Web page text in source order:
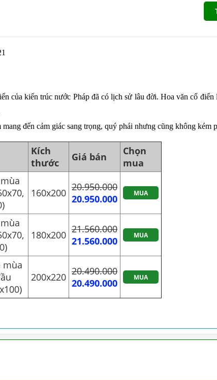
của kiến trúc nước Pháp đã có lịch sử lâu đời. Hoa văn cổ
đến cảm giác sang trọng, quý phái nhưng cũng không kém
Kích
thước
Giá bán
Chọn
mua
160x200 20.950.000
20.950.000
MUA
180x200 21.560.000
21.560.000
MUA
mùa
200x220 20.490.000
20.490.000
MUA